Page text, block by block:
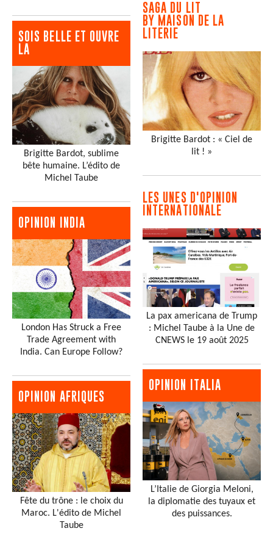
SOIS BELLE ET OUVRE
LA
Brigitte Bardot, sublime
bête humaine. L’édito de
Michel Taube
OPINION INDIA
London Has Struck a Free
Trade Agreement with
India. Can Europe Follow?
OPINION AFRIQUES
Fête du trône : le choix du
Maroc. L'édito de Michel
Taube
SAGA DU LIT
BY MAISON DE LA
LITERIE
Brigitte Bardot : « Ciel de
lit ! »
LES UNES D'OPINION
INTERNATIONALE
La pax americana de Trump
: Michel Taube à la Une de
CNEWS le 19 août 2025
OPINION ITALIA
L’Italie de Giorgia Meloni,
la diplomatie des tuyaux et
des puissances.